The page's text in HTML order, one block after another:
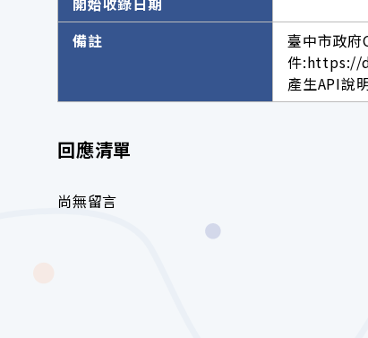
備註
臺中市政府
件:https://
產生API
回應清單
尚無留言